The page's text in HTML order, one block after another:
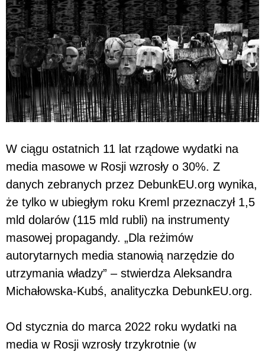
W ciągu ostatnich 11 lat rządowe wydatki na
media masowe w Rosji wzrosły o 30%. Z
danych zebranych przez DebunkEU.org wynika,
że tylko w ubiegłym roku Kreml przeznaczył 1,5
mld dolarów (115 mld rubli) na instrumenty
masowej propagandy. „Dla reżimów
autorytarnych media stanowią narzędzie do
utrzymania władzy” – stwierdza Aleksandra
Michałowska-Kubś, analityczka DebunkEU.org.
Od stycznia do marca 2022 roku wydatki na
media w Rosji wzrosły trzykrotnie (w